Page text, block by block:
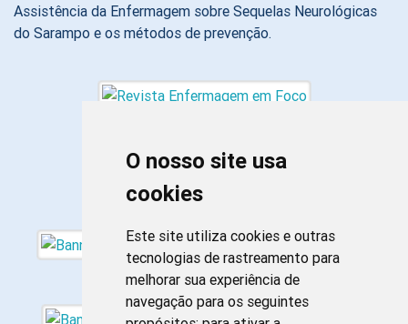
O nosso site usa
cookies
Este site utiliza cookies e outras
tecnologias de rastreamento para
melhorar sua experiência de
navegação para os seguintes
Assistência da Enfermagem sobre Sequelas Neurológicas
do Sarampo e os métodos de prevenção.